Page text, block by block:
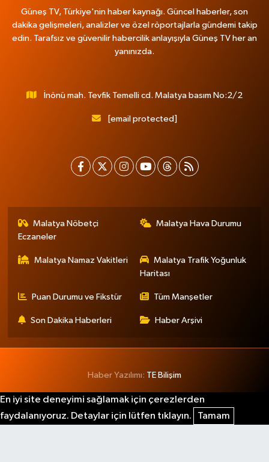
Güneş TV, Türkiye'nin haber kaynağı. Güncel haberler, son
dakika gelişmeleri, analizler ve özel röportajlarla gündemi takip
edin. Tarafsız ve güvenilir habercilik anlayışıyla Güneş TV her an
yanınızda.
İnönü mah. Tevfik Temelli cd. Malatya basım No:2/2
[email protected]
Malatya Nöbetçi
Eczaneler
Malatya Hava Durumu
Malatya Namaz Vakitleri
Malatya Trafik Yoğunluk
Haritası
Puan Durumu ve Fikstür Tüm Manşetler
Son Dakika Haberleri Haber Arşivi
Haber Yazılımı: TE Bilişim
En iyi site deneyimi sağlamak için çerezlerden
faydalanıyoruz. Detaylar için lütfen tıklayın.
Tamam